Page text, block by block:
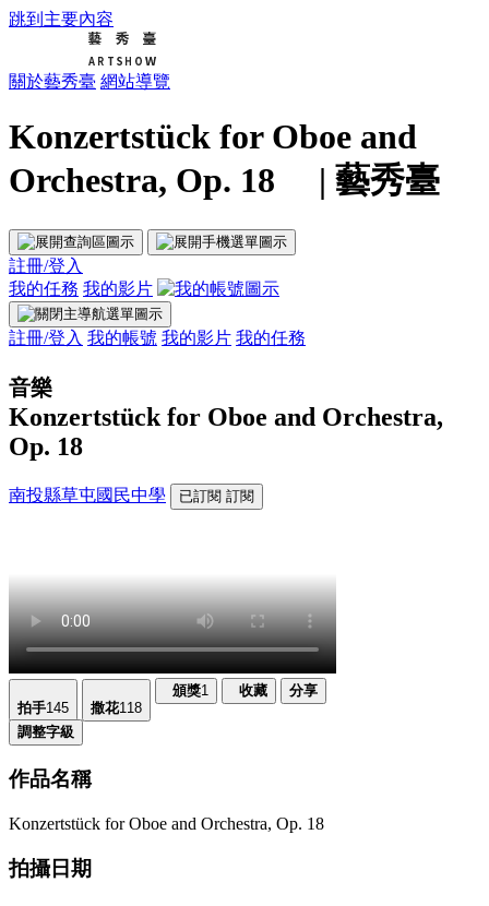
跳到主要內容
關於藝秀臺 網站導覽
Konzertstück for Oboe and
Orchestra, Op. 18 | 藝秀臺
註冊/登入
我的任務 我的影片
註冊/登入 我的帳號 我的影片 我的任務
音樂
Konzertstück for Oboe and Orchestra,
Op. 18
南投縣草屯國民中學 已訂閱 訂閱
拍手145 撒花118
頒獎1 收藏 分享
調整字級
作品名稱
Konzertstück for Oboe and Orchestra, Op. 18
拍攝日期